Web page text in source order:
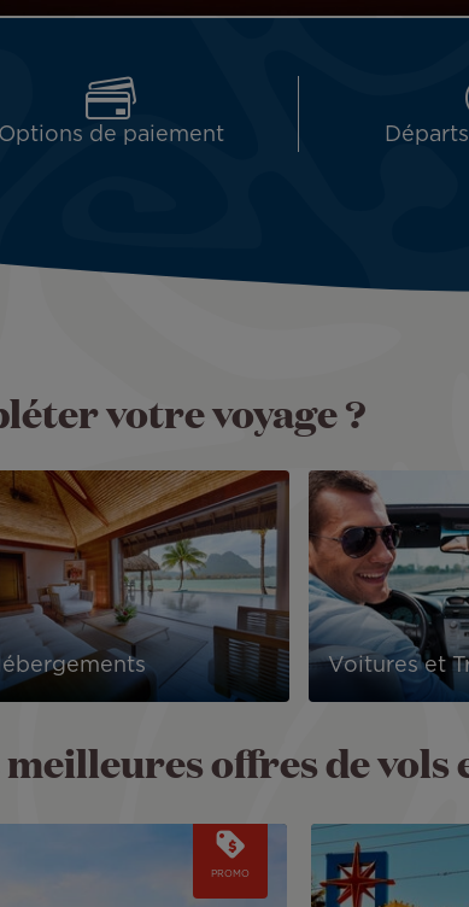
Options de paiement
votre voyage ?
Voitures et
offres de vols
PROMO